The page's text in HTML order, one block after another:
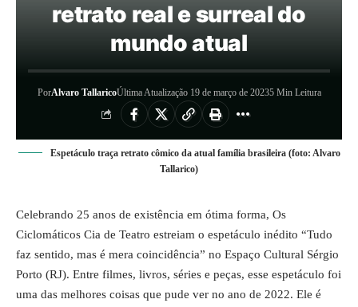
retrato real e surreal do
mundo atual
PorAlvaro TallaricoÚltima Atualização 19 de março de 20235 Min Leitura
Espetáculo traça retrato cômico da atual família brasileira (foto: Alvaro
Tallarico)
Celebrando 25 anos de existência em ótima forma, Os
Ciclomáticos Cia de Teatro estreiam o espetáculo inédito “Tudo
faz sentido, mas é mera coincidência” no Espaço Cultural Sérgio
Porto (RJ). Entre filmes, livros, séries e peças, esse espetáculo foi
uma das melhores coisas que pude ver no ano de 2022. Ele é